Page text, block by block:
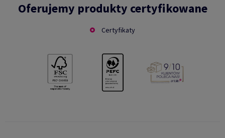
Oferujemy produkty certyfikowane
Certyfikaty